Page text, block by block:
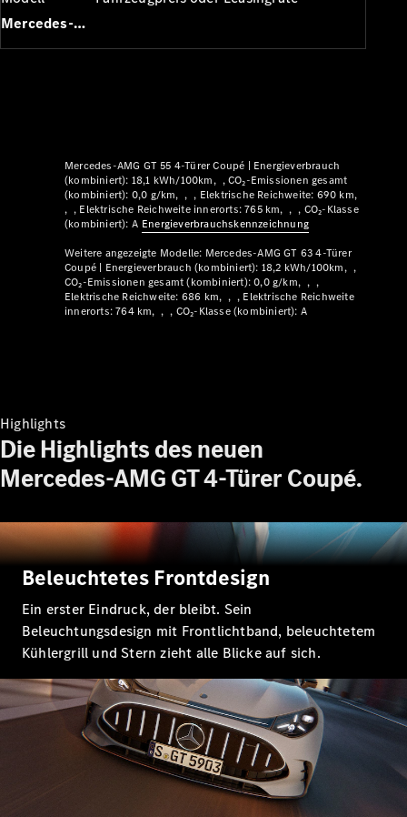
Plug-in-Hybrid Modelle
Limousinen
Alle
Limousinen
CLA
Elektrisch
C-Klasse
Limousine
C-Klasse
Limousine
NeuElektrisch
S-Klasse
S-Klasse
Lang
Maybach
S-Klasse
Neu
Probefahrt
Mercedes-
Benz Store
Mercedes-AMG GT 4-Türer Coupé
Mercedes-AMG GT 55 4-Türer Coupé | Energieverbrauch
(kombiniert): 18,1 kWh/100km
CO₂-Emissionen gesamt
(kombiniert): 0,0 g/km
Elektrische Reichweite: 690 km
Elektrische Reichweite innerorts: 765 km
CO₂-Klasse
(kombiniert): A Energie­verbrauchs­kennzeichnung
Weitere angezeigte Modelle: Mercedes-AMG GT 63 4-Türer
Coupé | Energieverbrauch (kombiniert): 18,2 kWh/100km
CO₂-Emissionen gesamt (kombiniert): 0,0 g/km
Elektrische Reichweite: 686 km
Elektrische Reichweite
innerorts: 764 km
CO₂-Klasse (kombiniert): A
Highlights
Die Highlights des neuen
Mercedes-AMG GT 4-Türer Coupé.
Beleuchtetes Frontdesign
Ein erster Eindruck, der bleibt. Sein
Beleuchtungsdesign mit Frontlichtband, beleuchtetem
Kühlergrill und Stern zieht alle Blicke auf sich.